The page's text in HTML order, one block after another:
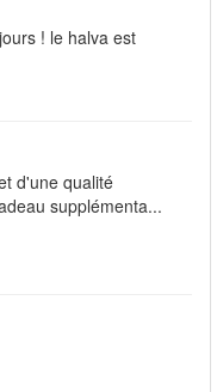
! le halva est
d'une qualité
supplémenta...